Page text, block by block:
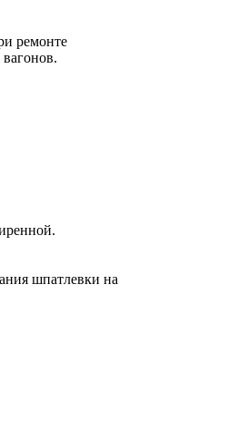
ремонте
шпатлевки на